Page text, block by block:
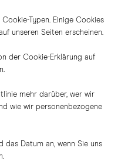
Typen. Einige Cookies
unseren Seiten erscheinen.
der Cookie-Erklärung auf
mehr darüber, wer wir
wie wir personenbezogene
das Datum an, wenn Sie uns